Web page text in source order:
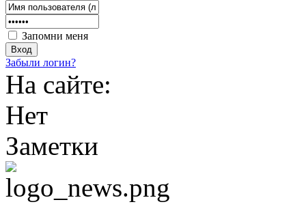
Запомни меня
Забыли логин?
На сайте:
Нет
Заметки